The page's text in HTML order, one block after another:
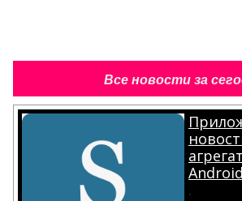
Все новости за
Android
.